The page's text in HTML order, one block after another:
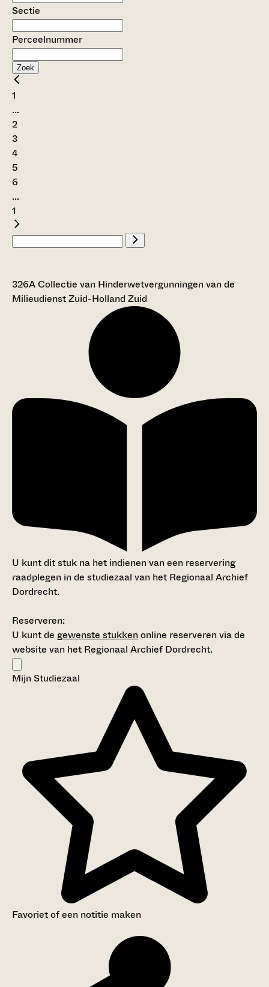
Sectie
Perceelnummer
Zoek
1
...
2
3
4
5
6
...
1
326A Collectie van Hinderwetvergunningen van de
Milieudienst Zuid-Holland Zuid
U kunt dit stuk na het indienen van een reservering
raadplegen in de studiezaal van het Regionaal Archief
Dordrecht.
Reserveren:
U kunt de gewenste stukkenonline reserveren via de
website van het Regionaal Archief Dordrecht.
Mijn Studiezaal
Favoriet of een notitie maken